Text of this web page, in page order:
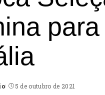
5 de outubro de 2021